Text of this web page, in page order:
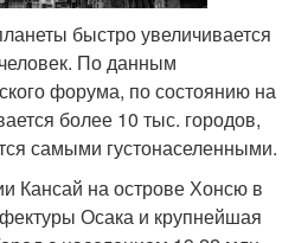
быстро увеличивается
По данным
форума, по состоянию на
более 10 тыс. городов,
самыми густонаселенными.
Кансай на острове Хонсю в
Осака и крупнейшая